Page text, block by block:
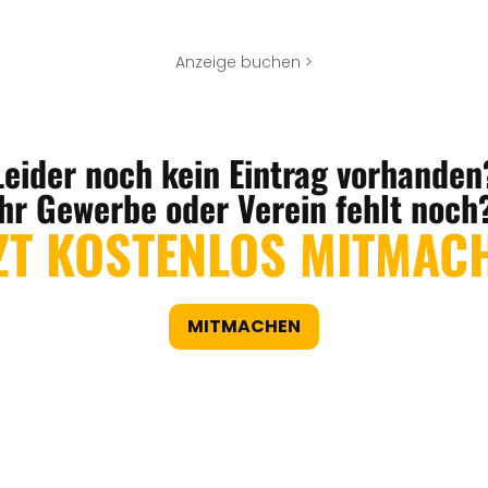
Anzeige buchen >
noch kein Eintrag
Gewerbe oder Verein fehlt
KOSTENLOS
MITMACHEN